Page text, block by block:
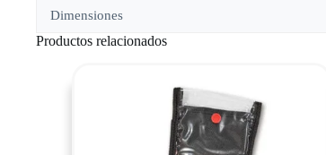
Dimensiones
Productos relacionados